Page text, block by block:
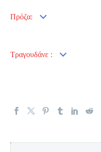
Πρόζα:
Τραγουδάνε :